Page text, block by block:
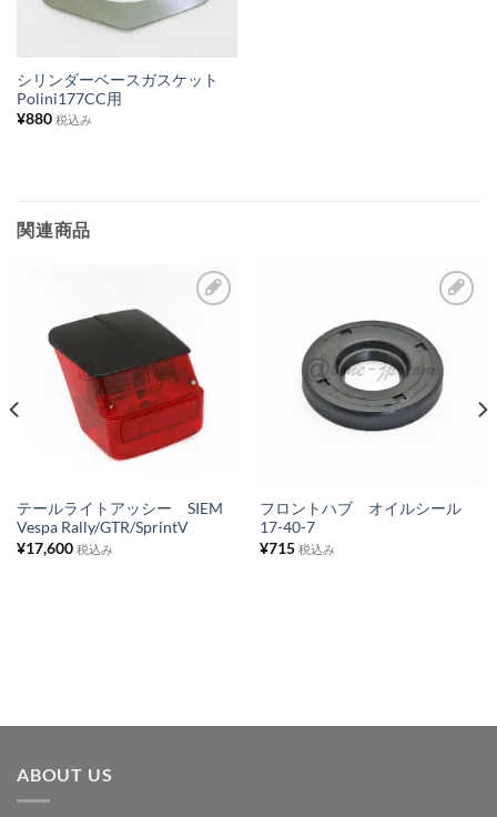
り
シリンダーベースガスケット
Polini177CC用
¥880 税込み
関連商品
気
に
入
り
ス
ト
テールライトアッシー SIEM
Vespa Rally/GTR/SprintV
¥17,600 税込み
気
に
入
フロントハブ オイルシール
17-40-7
¥715 税込み
ABOUT US